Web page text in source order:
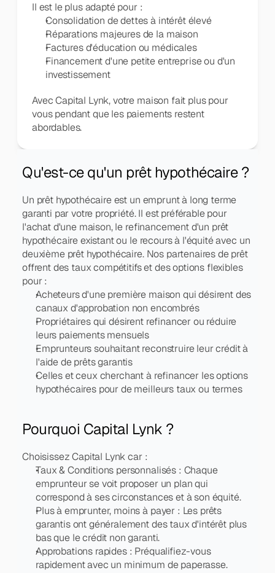
Il est le plus adapté pour :
Consolidation de dettes à intérêt élevé
Réparations majeures de la maison
Factures d'éducation ou médicales
Financement d'une petite entreprise ou d'un
investissement
Avec Capital Lynk, votre maison fait plus pour
vous pendant que les paiements restent
abordables.
Qu'est-ce qu'un prêt hypothécaire ?
Un prêt hypothécaire est un emprunt à long terme
garanti par votre propriété. Il est préférable pour
l'achat d'une maison, le refinancement d'un prêt
hypothécaire existant ou le recours à l'équité avec un
deuxième prêt hypothécaire. Nos partenaires de prêt
offrent des taux compétitifs et des options flexibles
pour :
Acheteurs d'une première maison qui désirent des
canaux d'approbation non encombrés
Propriétaires qui désirent refinancer ou réduire
leurs paiements mensuels
Emprunteurs souhaitant reconstruire leur crédit à
l'aide de prêts garantis
Celles et ceux cherchant à refinancer les options
hypothécaires pour de meilleurs taux ou termes
Pourquoi Capital Lynk ?
Choisissez Capital Lynk car :
Taux & Conditions personnalisés : Chaque
emprunteur se voit proposer un plan qui
correspond à ses circonstances et à son équité.
Plus à emprunter, moins à payer : Les prêts
garantis ont généralement des taux d'intérêt plus
bas que le crédit non garanti.
Approbations rapides : Préqualifiez-vous
rapidement avec un minimum de paperasse.